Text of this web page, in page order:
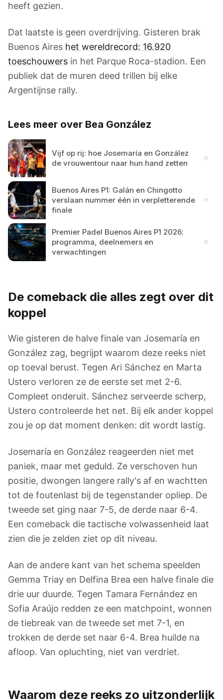
heeft gezien.
Dat laatste is geen overdrijving. Gisteren brak
Buenos Aires het wereldrecord: 16.920
toeschouwers in het Parque Roca-stadion. Een
publiek dat de muren deed trillen bij elke
Argentijnse rally.
Lees meer over Bea González
Vijf op rij: hoe Josemaría en González
de vrouwentour naar hun hand zetten
Buenos Aires P1: Galán en Chingotto
verslaan nummer één in verpletterende
finale
Premier Padel Buenos Aires P1 2026:
programma, deelnemers en
verwachtingen
De comeback die alles zegt over dit
koppel
Wie gisteren de halve finale van Josemaría en
González zag, begrijpt waarom deze reeks niet
op toeval berust. Tegen Ari Sánchez en Marta
Ustero verloren ze de eerste set met 2-6.
Compleet onderuit. Sánchez serveerde scherp,
Ustero controleerde het net. Bij elk ander koppel
zou je op dat moment denken: dit wordt lastig.
Josemaría en González reageerden niet met
paniek, maar met geduld. Ze verschoven hun
positie, dwongen langere rally's af en wachtten
tot de foutenlast bij de tegenstander opliep. De
tweede set ging naar 7-5, de derde naar 6-4.
Een comeback die tactische volwassenheid laat
zien die je zelden ziet op dit niveau.
Aan de andere kant van het schema speelden
Gemma Triay en Delfina Brea een halve finale die
drie uur duurde. Tegen Tamara Fernández en
Sofia Araújo redden ze een matchpoint, wonnen
de tiebreak van de tweede set met 7-1, en
trokken de derde set naar 6-4. Brea huilde na
afloop. Van opluchting, niet van verdriet.
Waarom deze reeks zo uitzonderlijk